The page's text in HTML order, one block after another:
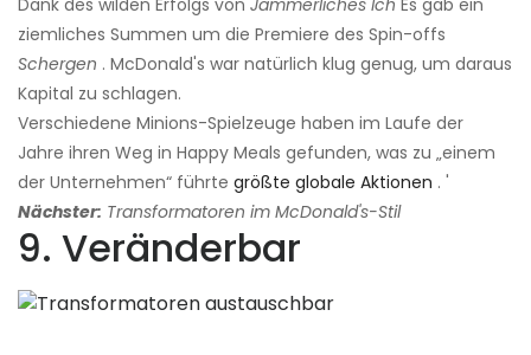
Dank des wilden Erfolgs von Jämmerliches Ich Es gab ein
ziemliches Summen um die Premiere des Spin-offs
Schergen . McDonald's war natürlich klug genug, um daraus
Kapital zu schlagen.
Verschiedene Minions-Spielzeuge haben im Laufe der
Jahre ihren Weg in Happy Meals gefunden, was zu „einem
der Unternehmen“ führte größte globale Aktionen . '
Nächster: Transformatoren im McDonald's-Stil
9. Veränderbar